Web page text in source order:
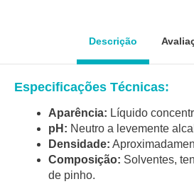
k
a
e
Descrição
Especificações Técnicas:
Aparência: Líquido
pH: Neutro a levemente
Densidade:
Composição: Solventes,
de pinho.